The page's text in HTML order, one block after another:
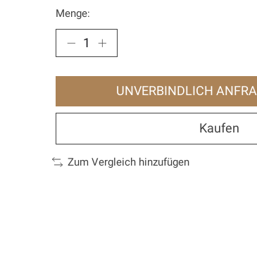
Menge:
UNVERBINDLICH
Kaufen
Zum Vergleich hinzufügen